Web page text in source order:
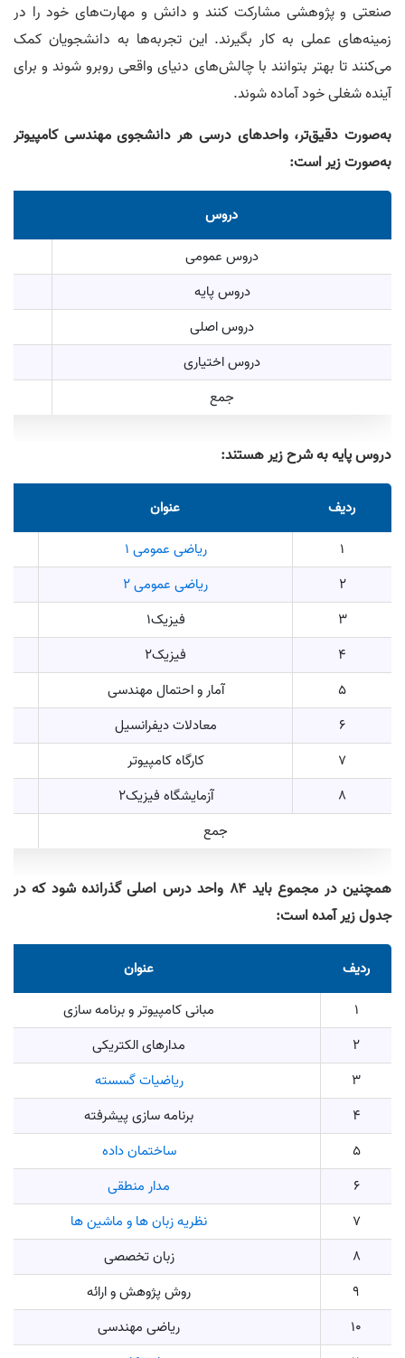
صنعتی و پژوهشی مشارکت کنند و دانش و مهارت‌های خود را در
زمینه‌های عملی به کار بگیرند. این تجربه‌ها به دانشجویان کمک
می‌کنند تا بهتر بتوانند با چالش‌های دنیای واقعی روبرو شوند و برای
آینده شغلی خود آماده شوند.
به‌صورت دقیق‌تر، واحد‌های درسی هر دانشجوی مهندسی کامپیوتر
به‌صورت زیر است:
دروس
دروس عمومی
دروس پایه
دروس اصلی
دروس اختیاری
جمع
دروس پایه به شرح زیر هستند:
ردیف
عنوان
1
ریاضی عمومی ۱
2
ریاضی عمومی ۲
3
فیزیک1
4
فیزیک2
5
آمار و احتمال مهندسی
6
معادلات دیفرانسیل
7
کارگاه کامپیوتر
8
آزمایشگاه فیزیک2
جمع
همچنین در مجموع باید ۸۴ واحد درس اصلی گذرانده شود که در
جدول زیر آمده است:
ردیف
عنوان
1
مبانی کامپیوتر و برنامه سازی
2
مدارهای الکتریکی
3
ریاضیات گسسته
4
برنامه سازی پیشرفته
5
ساختمان داده
6
مدار منطقی
7
نظریه زبان‌ ها و ماشین‌ ها
8
زبان تخصصی
9
روش پژوهش و ارائه
10
ریاضی مهندسی